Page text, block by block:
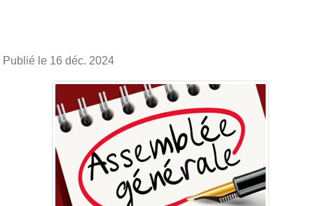
Publié le 16 déc. 2024